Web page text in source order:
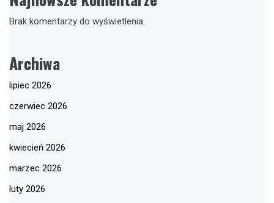
Brak komentarzy do wyświetlenia.
Archiwa
lipiec 2026
czerwiec 2026
maj 2026
kwiecień 2026
marzec 2026
luty 2026